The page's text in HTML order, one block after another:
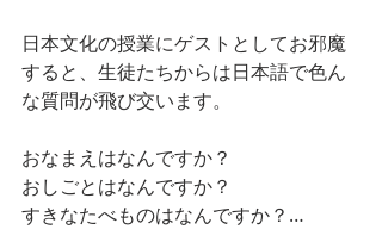
日本文化の授業にゲストとしてお邪魔
すると、生徒たちからは日本語で色ん
な質問が飛び交います。
おなまえはなんですか？
おしごとはなんですか？
すきなたべものはなんですか？…